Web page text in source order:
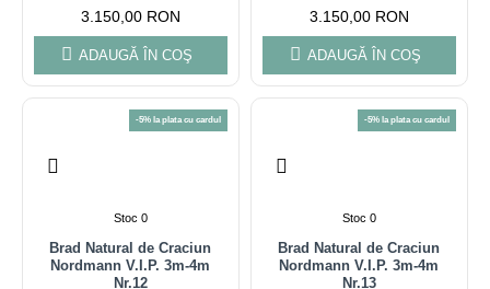
3.150,00 RON
ADAUGĂ ÎN COŞ
3.150,00 RON
ADAUGĂ ÎN COŞ
-5% la plata cu cardul
Stoc 0
Brad Natural de Craciun
Nordmann V.I.P. 3m-4m
Nr.12
-5% la plata cu cardul
Stoc 0
Brad Natural de Craciun
Nordmann V.I.P. 3m-4m
Nr.13